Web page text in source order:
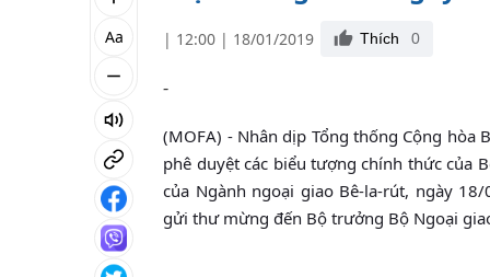
Aa | 12:00 | 18/01/2019 Thích 0
-
(MOFA) - Nhân dịp Tổng thống Cộng hòa
phê duyệt các biểu tượng chính thức của
của Ngành ngoại giao Bê-la-rút, ngày
gửi thư mừng đến Bộ trưởng Bộ Ngoại